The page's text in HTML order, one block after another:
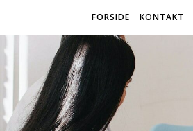
FORSIDE KONTAKT